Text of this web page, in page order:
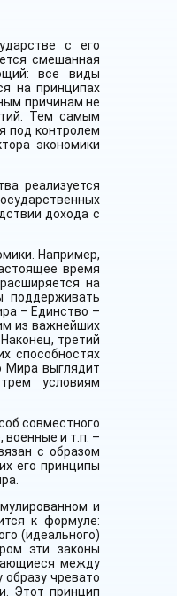
с его
смешанная
все виды
на принципах
причинам не
Тем самым
под контролем
экономики
реализуется
дохода с
Например,
время
на
поддерживать
– Единство –
из важнейших
третий
способностях
Мира выглядит
условиям
совместного
военные и т.п. –
с образом
его принципы
и
к формуле:
(идеального)
эти законы
между
чревато
Этот принцип